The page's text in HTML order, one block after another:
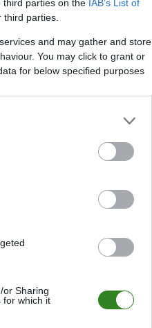
third parties on the IAB’s List of
parties.
and may gather and store
You may click to grant or
for below specified purposes
or Sharing
for which it
17 4 3 69-20
39 12 3 9 60-49
11 4 9 56-38
61-48
34-63
5 24-91